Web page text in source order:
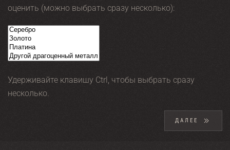
оценить (можно выбрать сразу несколько):
Удерживайте клавишу Ctrl, чтобы выбрать сразу
несколько.
ДАЛЕЕ